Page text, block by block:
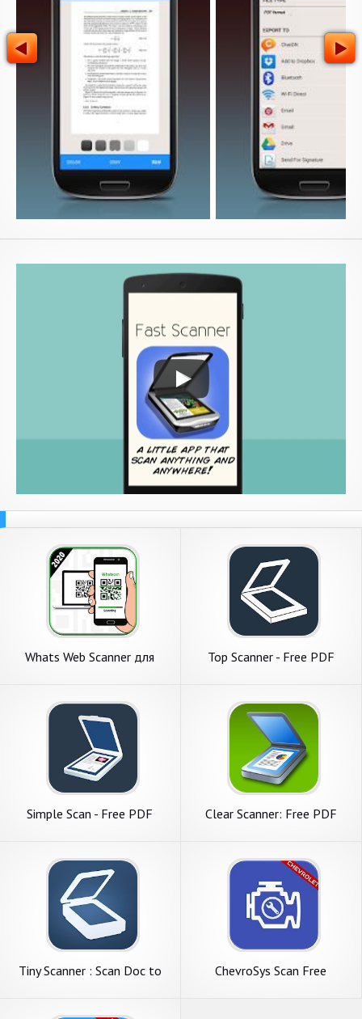
Whats Web Scanner для
Top Scanner - Free PDF
Simple Scan - Free PDF
Clear Scanner: Free PDF
Tiny Scanner : Scan Doc to
ChevroSys Scan Free